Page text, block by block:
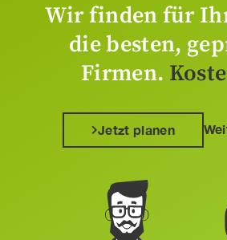
Wir finden für
die besten,
Firmen.
Jetzt planen